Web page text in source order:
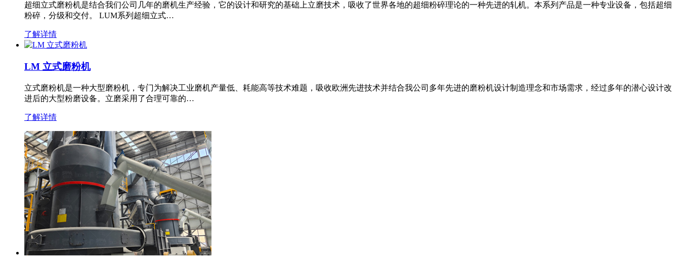
超细立式磨粉机是结合我们公司几年的磨机生产经验，它的设计和研究的基础上立磨技术，吸收了世界各地的超细粉碎理论的一种先进的轧机。本系列产品是一种专业设备，包括超细
粉碎，分级和交付。 LUM系列超细立式…
了解详情
LM 立式磨粉机
立式磨粉机是一种大型磨粉机，专门为解决工业磨机产量低、耗能高等技术难题，吸收欧洲先进技术并结合我公司多年先进的磨粉机设计制造理念和市场需求，经过多年的潜心设计改
进后的大型粉磨设备。立磨采用了合理可靠的…
了解详情